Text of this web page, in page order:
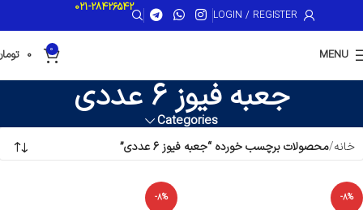
LOGIN / REGISTER
021-28426542
MENU
0
0
جعبه فیوز 6 عددی
Categories
خانه محصولات برچسب خورده “جعبه فیوز 6 عددی”
-8%
-8%